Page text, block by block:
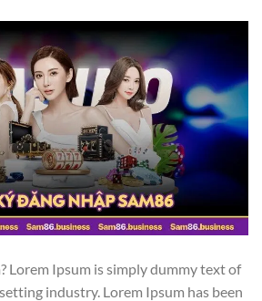
Lorem Ipsum is simply dummy text of
industry. Lorem Ipsum has been